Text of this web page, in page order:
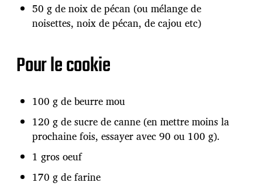
50 g de noix de pécan (ou mélange de
noisettes, noix de pécan, de cajou etc)
Pour le cookie
100 g de beurre mou
120 g de sucre de canne (en mettre moins la
prochaine fois, essayer avec 90 ou 100 g).
1 gros oeuf
170 g de farine